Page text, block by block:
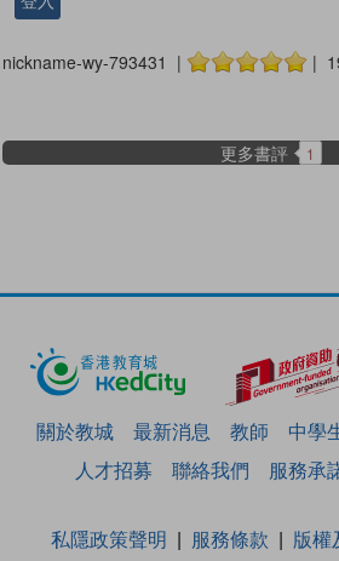
nickname-wy-793431 | |
更多書評 1
關於教城 最新消息 教師 中學
人才招募
聯絡我們 服務承
私隱政策聲明 服務條款
版權